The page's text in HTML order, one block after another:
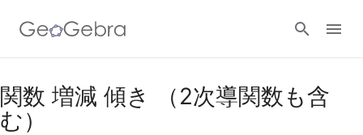
Googleクラスルーム
関数 増減 傾き （2次導関数も含
む）